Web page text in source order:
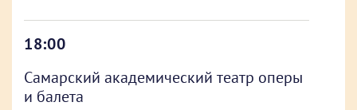
18:00
Самарский академический театр оперы
и балета